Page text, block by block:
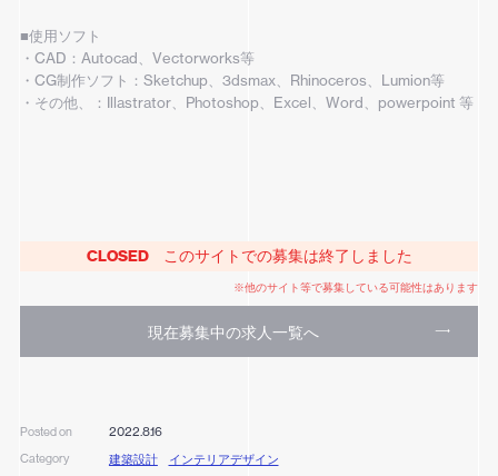
■使用ソフト
・CAD：Autocad、Vectorworks等
・CG制作ソフト：Sketchup、3dsmax、Rhinoceros、Lumion等
・その他、：Illastrator、Photoshop、Excel、Word、powerpoint 等
CLOSED このサイトでの募集は終了しました
※他のサイト等で募集している可能性はあります
現在募集中の求人一覧へ
Posted on 2022.8.16
Category 建築設計 インテリアデザイン